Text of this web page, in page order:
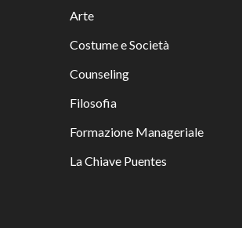
Arte
Costume e Società
Counseling
Filosofia
Formazione Manageriale
La Chiave Puentes